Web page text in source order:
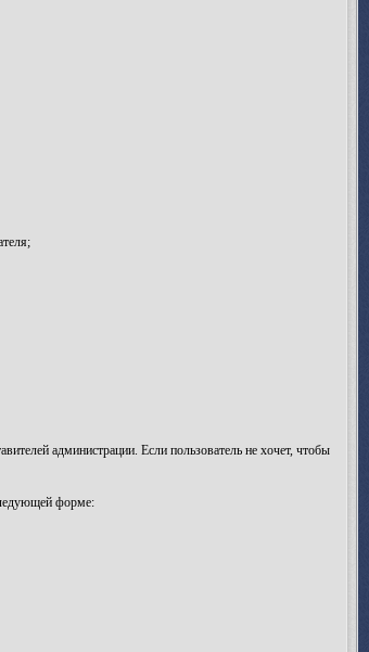
администрации. Если пользователь не хочет, чтобы
форме: